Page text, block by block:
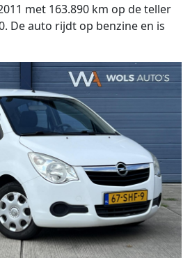
met 163.890 km op de teller
De auto rijdt op benzine en is